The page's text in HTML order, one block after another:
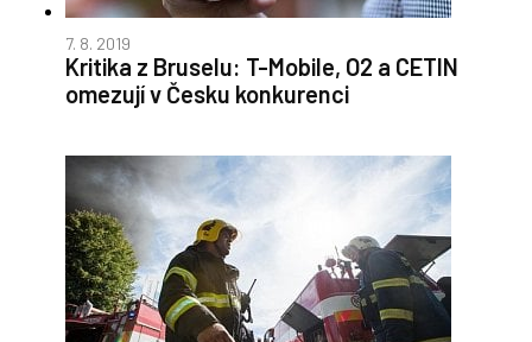
7. 8. 2019
Kritika z Bruselu: T-Mobile, O2 a CETIN
omezují v Česku konkurenci